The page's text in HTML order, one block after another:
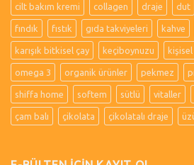
cilt bakım kremi collagen draje dut
fındık fıstık gıda takviyeleri kahve
karışık bitkisel çay keçiboynuzu kişisel
omega 3 organik ürünler pekmez
shiffa home softem sütlü vitaller
çam balı çikolata çikolatalı draje